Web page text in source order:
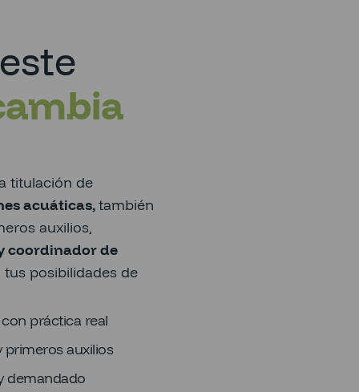
titulación de
acuáticas,también
auxilios,
coordinador de
posibilidades de
práctica real
primeros auxilios
demandado